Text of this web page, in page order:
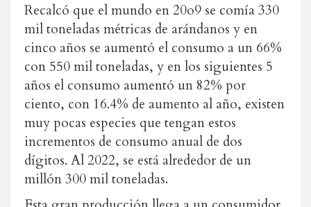
Recalcó que el mundo en 20o9 se comía 330
mil toneladas métricas de arándanos y en
cinco años se aumentó el consumo a un 66%
con 550 mil toneladas, y en los siguientes 5
años el consumo aumentó un 82% por
ciento, con 16.4% de aumento al año, existen
muy pocas especies que tengan estos
incrementos de consumo anual de dos
dígitos. Al 2022, se está alrededor de un
millón 300 mil toneladas.